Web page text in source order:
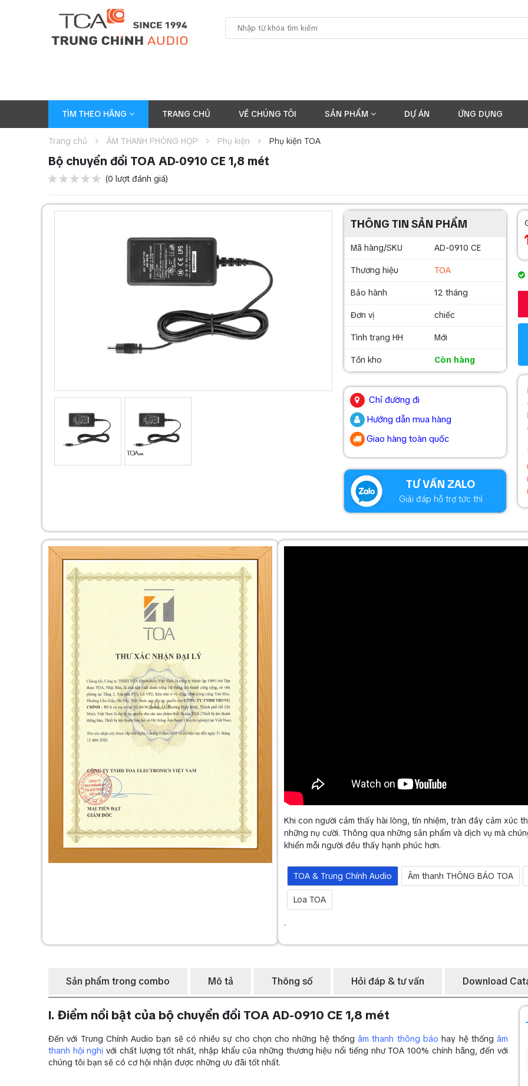
TÌM THEO HÃNG TRANG CHỦ VỀ CHÚNG TÔI SẢN PHẨM DỰ ÁN ỨNG DỤNG
Trang chủ ÂM THANH PHÒNG HỌP Phụ kiện Phụ kiện TOA
Bộ chuyển đổi TOA AD-0910 CE 1,8 mét
(0 lượt đánh giá)
THÔNG TIN SẢN PHẨM
Mã hàng/SKU AD-0910 CE
Thương hiệu TOA
Bảo hành 12 tháng
Đơn vị chiếc
Tình trạng HH Mới
Tồn kho
Còn hàng
Chỉ đường đi
Hướng dẫn mua hàng
Giao hàng toàn quốc
TƯ VẤN ZALO
Giải đáp hỗ trợ tức thì
Khi con người cảm thấy hài lòng, tín nhiệm, tràn đầy cảm xúc
những nụ cười. Thông qua những sản phẩm và dịch vụ mà
khiển mỗi người đều thấy hạnh phúc hơn.
TOA & Trung Chính Audio Âm thanh THÔNG BÁO TOA
Loa TOA
.
Sản phẩm trong combo Mô tả Thông số Hỏi đáp & tư vấn Download
I. Điểm nổi bật của bộ chuyển đổi TOA AD-0910 CE 1,8 mét
Đến với Trung Chính Audio bạn sẽ có nhiều sự cho chọn cho những hệ thốngâm thanh thông báo hay hệ thốngâm
thanh hội nghị với chất lượng tốt nhất, nhập khẩu của những thương hiệu nổi tiếng như TOA 100% chính hãng, đến với
chúng tôi bạn sẽ có cơ hội nhận được những ưu đãi tốt nhất.